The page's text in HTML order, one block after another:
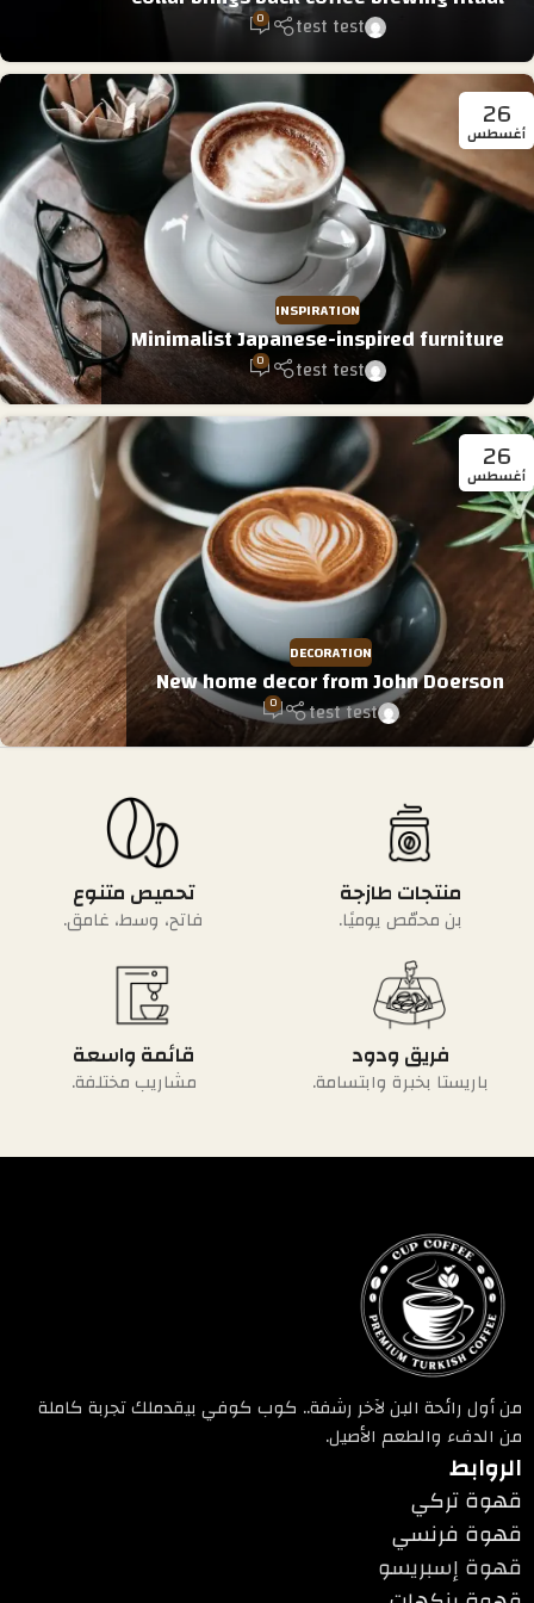
test test
0
26
أغسطس
INSPIRATION
Minimalist Japanese-inspired furniture
test test
0
26
أغسطس
DECORATION
New home decor from John Doerson
test test
0
منتجات طازجة
بن محمّص يوميًا.
تحميص متنوع
فاتح، وسط، غامق.
فريق ودود
باريستا بخبرة وابتسامة.
قائمة واسعة
مشاريب مختلفة.
من أول رائحة البن لآخر رشفة.. كوب كوفي بيقدملك تجربة كاملة
من الدفء والطعم الأصيل.
الروابط
قهوة تركي
قهوة فرنسي
قهوة إسبريسو